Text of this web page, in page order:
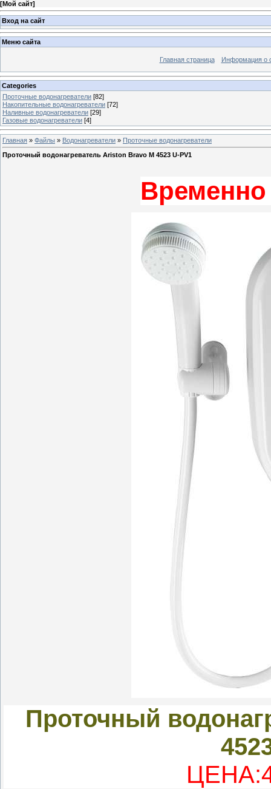
[Мой сайт]
Вход на сайт
Меню сайта
Главная страница Информация о
Categories
Проточные водонагреватели [82]
Накопительные водонагреватели [72]
Наливные водонагреватели [29]
Газовые водонагреватели [4]
Главная » Файлы » Водонагреватели » Проточные водонагреватели
Проточный водонагреватель Ariston Bravo M 4523 U-PV1
Временно
Проточный